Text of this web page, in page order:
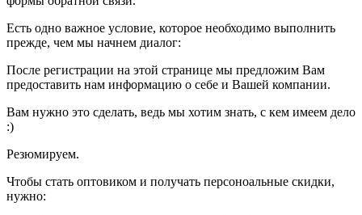
Есть одно важное условие, которое необходимо выполнить
прежде, чем мы начнем диалог:
После регистрации на этой странице мы предложим Вам
предоставить нам информацию о себе и Вашей компании.
Вам нужно это сделать, ведь мы хотим знать, с кем имеем дело
:)
Резюмируем.
Чтобы стать оптовиком и получать персоноальные скидки,
нужно: